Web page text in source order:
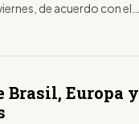
de acuerdo con el
Brasil, Europa y